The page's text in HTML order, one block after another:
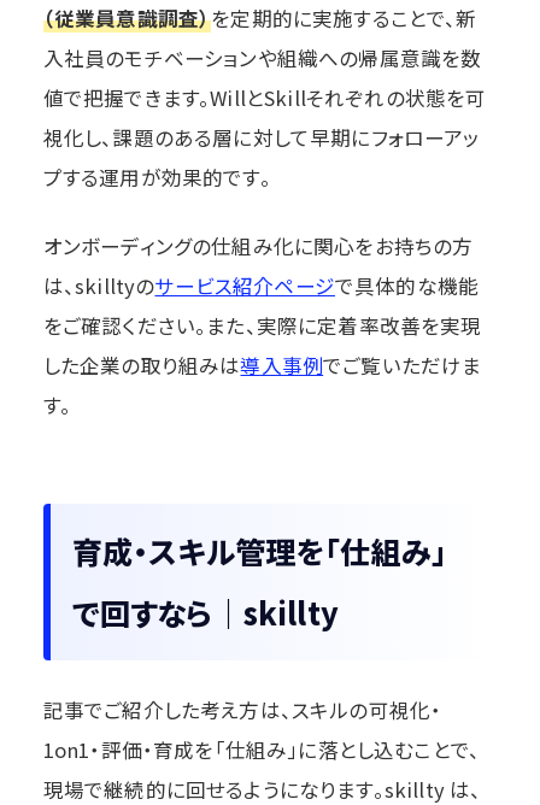
（従業員意識調査）を定期的に実施することで、新
入社員のモチベーションや組織への帰属意識を数
値で把握できます。WillとSkillそれぞれの状態を可
視化し、課題のある層に対して早期にフォローアッ
プする運用が効果的です。
オンボーディングの仕組み化に関心をお持ちの方
は、skilltyのサービス紹介ページで具体的な機能
をご確認ください。また、実際に定着率改善を実現
した企業の取り組みは導入事例でご覧いただけま
す。
育成・スキル管理を「仕組み」
で回すなら｜skillty
記事でご紹介した考え方は、スキルの可視化・
1on1・評価・育成を「仕組み」に落とし込むことで、
現場で継続的に回せるようになります。skillty は、